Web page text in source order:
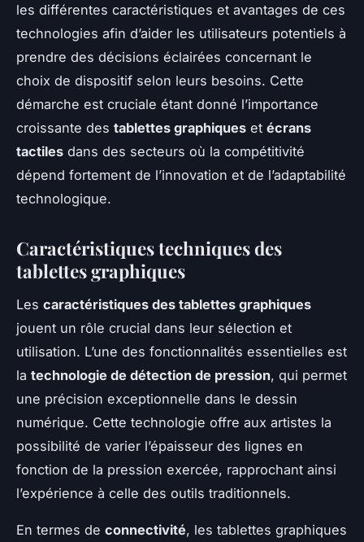
les différentes caractéristiques et avantages de ces
technologies afin d’aider les utilisateurs potentiels à
prendre des décisions éclairées concernant le
choix de dispositif selon leurs besoins. Cette
démarche est cruciale étant donné l’importance
croissante des tablettes graphiques et écrans
tactiles dans des secteurs où la compétitivité
dépend fortement de l’innovation et de l’adaptabilité
technologique.
Caractéristiques techniques des
tablettes graphiques
Les caractéristiques des tablettes graphiques
jouent un rôle crucial dans leur sélection et
utilisation. L’une des fonctionnalités essentielles est
la technologie de détection de pression, qui permet
une précision exceptionnelle dans le dessin
numérique. Cette technologie offre aux artistes la
possibilité de varier l’épaisseur des lignes en
fonction de la pression exercée, rapprochant ainsi
l’expérience à celle des outils traditionnels.
En termes de connectivité, les tablettes graphiques